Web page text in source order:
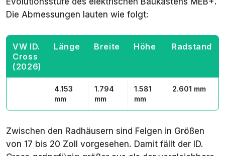
Die Abmessungen lauten wie folgt:
VW ID.
Cross
(2026)
Länge Breite Höhe Radstand
4.153
mm
1.794
mm
1.581
mm
2.601 mm
Zwischen den Radhäusern sind Felgen in Größen
von 17 bis 20 Zoll vorgesehen. Damit fällt der ID.